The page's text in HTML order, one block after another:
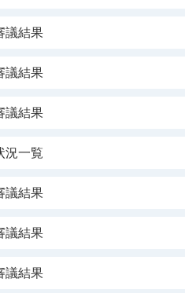
議結果
議結果
議結果
況一覧
議結果
議結果
議結果